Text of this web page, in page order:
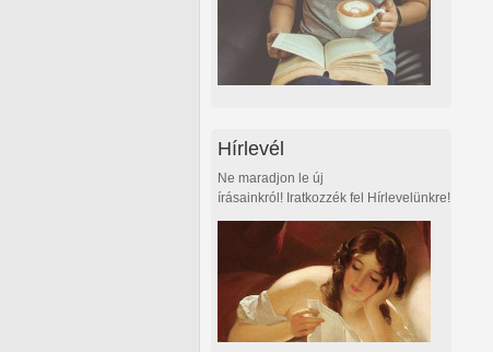
Hírlevél
Ne maradjon le új
írásainkról! Iratkozzék fel Hírlevelünkre!